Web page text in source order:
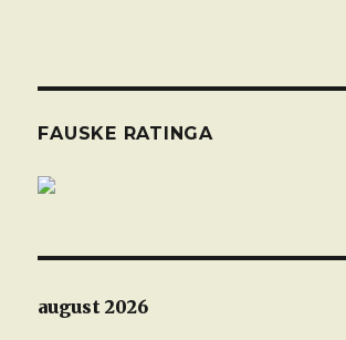
FAUSKE RATINGA
august 2026